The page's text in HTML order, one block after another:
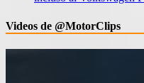
Videos de @MotorClips